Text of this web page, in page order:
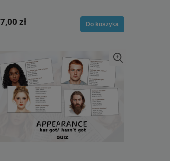
7,00 zł Do koszyka